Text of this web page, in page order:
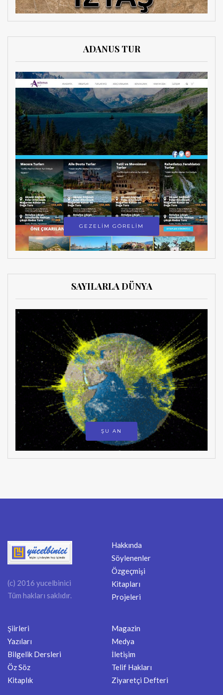
ADANUS TUR
GEZELİM GÖRELİM
SAYILARLA DÜNYA
ŞU AN
(c) 2016 yucelbinici
Tüm hakları saklıdır.
Hakkında
Söylenenler
Özgeçmişi
Kitapları
Projeleri
Şiirleri
Yazıları
Bilgelik Dersleri
Öz Söz
Kitaplık
Magazin
Medya
İletişim
Telif Hakları
Ziyaretçi Defteri